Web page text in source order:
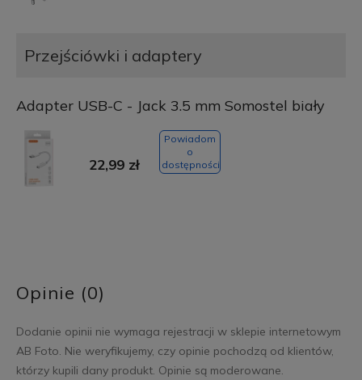
Przejściówki i adaptery
Adapter USB-C - Jack 3.5 mm Somostel biały
22,99 zł
Powiadom
o
dostępności
Opinie (0)
Dodanie opinii nie wymaga rejestracji w sklepie internetowym
AB Foto. Nie weryfikujemy, czy opinie pochodzą od klientów,
którzy kupili dany produkt. Opinie są moderowane.